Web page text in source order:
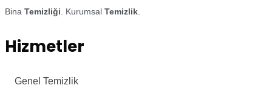
Bina Temizliği . Kurumsal Temizlik
Hizmetler
Genel Temizlik